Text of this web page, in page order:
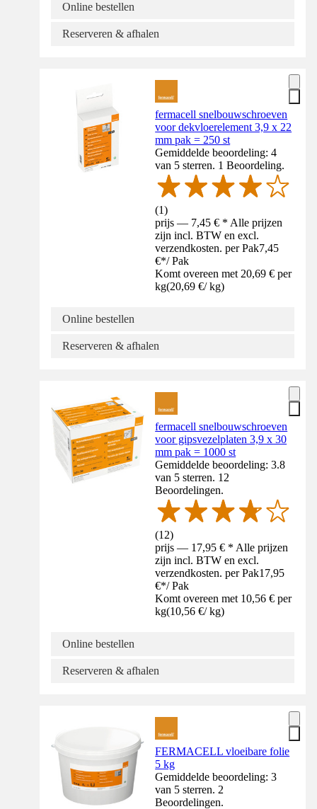
Online bestellen
Reserveren & afhalen
fermacell snelbouwschroeven
voor dekvloerelement 3,9 x 22
mm pak = 250 st
Gemiddelde beoordeling: 4
van 5 sterren. 1 Beoordeling.
(1)
prijs — 7,45 € * Alle prijzen
zijn incl. BTW en excl.
verzendkosten. per Pak7,45
€*/ Pak
Komt overeen met 20,69 € per
kg(20,69 €/ kg)
Online bestellen
Reserveren & afhalen
fermacell snelbouwschroeven
voor gipsvezelplaten 3,9 x 30
mm pak = 1000 st
Gemiddelde beoordeling: 3.8
van 5 sterren. 12
Beoordelingen.
(12)
prijs — 17,95 € * Alle prijzen
zijn incl. BTW en excl.
verzendkosten. per Pak17,95
€*/ Pak
Komt overeen met 10,56 € per
kg(10,56 €/ kg)
Online bestellen
Reserveren & afhalen
FERMACELL vloeibare folie
5 kg
Gemiddelde beoordeling: 3
van 5 sterren. 2
Beoordelingen.